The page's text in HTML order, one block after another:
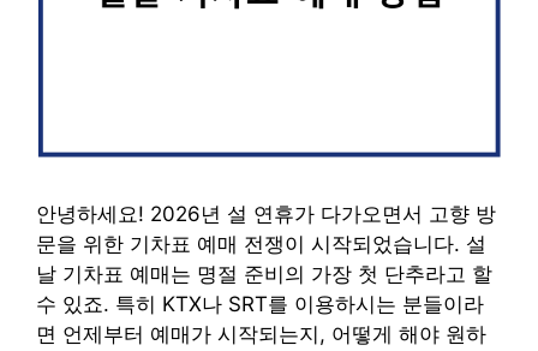
안녕하세요! 2026년 설 연휴가 다가오면서 고향 방
문을 위한 기차표 예매 전쟁이 시작되었습니다. 설
날 기차표 예매는 명절 준비의 가장 첫 단추라고 할
수 있죠. 특히 KTX나 SRT를 이용하시는 분들이라
면 언제부터 예매가 시작되는지, 어떻게 해야 원하